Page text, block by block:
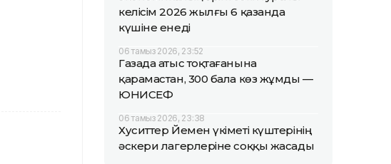
келісім 2026 жылғы 6 қазанда
күшіне енеді
06 тамыз 2026, 23:52
Газада атыс тоқтағанына
қарамастан, 300 бала көз жұмды —
ЮНИСЕФ
06 тамыз 2026, 23:38
Хуситтер Йемен үкіметі күштерінің
әскери лагерлеріне соққы жасады